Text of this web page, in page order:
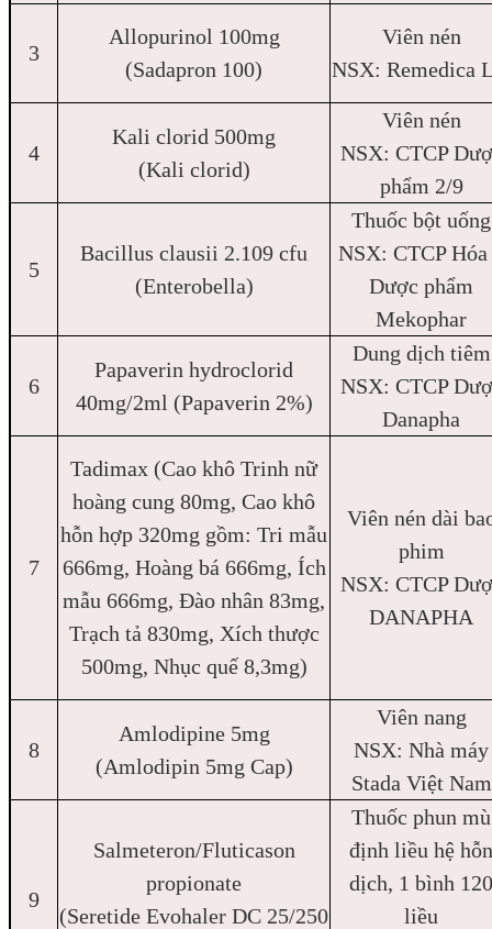
3
Allopurinol 100mg
(Sadapron 100)
Viên nén
NSX: Remedica
4
Kali clorid 500mg
(Kali clorid)
Viên nén
NSX: CTCP
phẩm 2/9
5
Bacillus clausii 2.109 cfu
(Enterobella)
Thuốc bột uống
NSX: CTCP Hóa
Dược phẩm
Mekophar
6
Papaverin hydroclorid
40mg/2ml (Papaverin 2%)
Dung dịch tiêm
NSX: CTCP
Danapha
7
Tadimax (Cao khô Trinh nữ
hoàng cung 80mg, Cao khô
hỗn hợp 320mg gồm: Tri mẫu
666mg, Hoàng bá 666mg, Ích
mẫu 666mg, Đào nhân 83mg,
Trạch tả 830mg, Xích thược
500mg, Nhục quế 8,3mg)
Viên nén dài
phim
NSX: CTCP
DANAPHA
8
Amlodipine 5mg
(Amlodipin 5mg Cap)
Viên nang
NSX: Nhà máy
Stada Việt Nam
9
Salmeteron/Fluticason
propionate
(Seretide Evohaler DC 25/250
Thuốc phun mù
định liều hệ hỗn
dịch, 1 bình 120
liều